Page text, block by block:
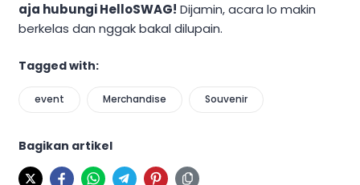
aja hubungi HelloSWAG! Dijamin, acara lo makin
berkelas dan nggak bakal dilupain.
Tagged with:
event Merchandise Souvenir
Bagikan artikel